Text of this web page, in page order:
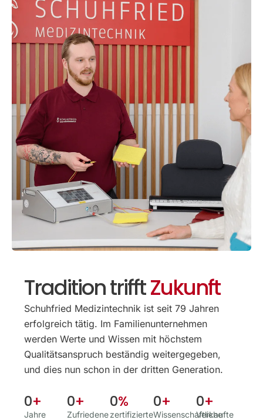
Tradition trifftZukunft
Schuhfried Medizintechnik ist seit 79 Jahren
erfolgreich tätig. Im Familien­unternehmen
werden Werte und Wissen mit höchstem
Qualitäts­anspruch beständig weitergegeben,
und dies nun schon in der dritten Generation.
Jahre
0+
Zufriedene
0+
zertifizierte
0%
Wissenschaftliche
0+
Verkaufte
0+